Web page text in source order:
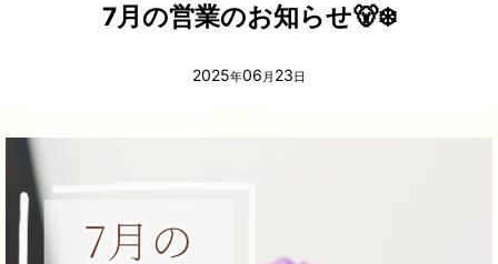
7月の営業のお知らせ🐻‍❄️
2025年06 月 23日